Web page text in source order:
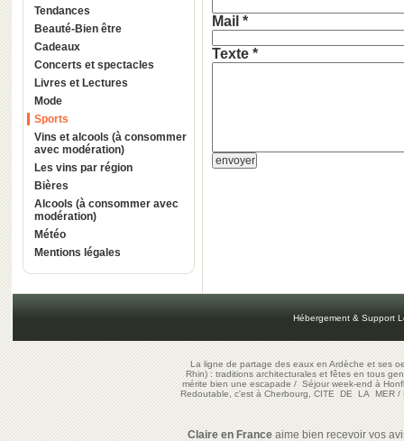
Tendances
Beauté-Bien être
Cadeaux
Concerts et spectacles
Livres et Lectures
Mode
Sports
Vins et alcools (à consommer
avec modération)
Les vins par région
Bières
Alcools (à consommer avec
modération)
Météo
Mentions légales
Mail *
Texte *
Hébergement & Support
La ligne de partage des eaux en Ardèche et ses
Rhin) : traditions architecturales et fêtes en tous
mérite bien une escapade/Séjour week-end à
Redoutable, c'est à Cherbourg, CITE DE LA MER/
Claire en Franceaime bien recevoir vos